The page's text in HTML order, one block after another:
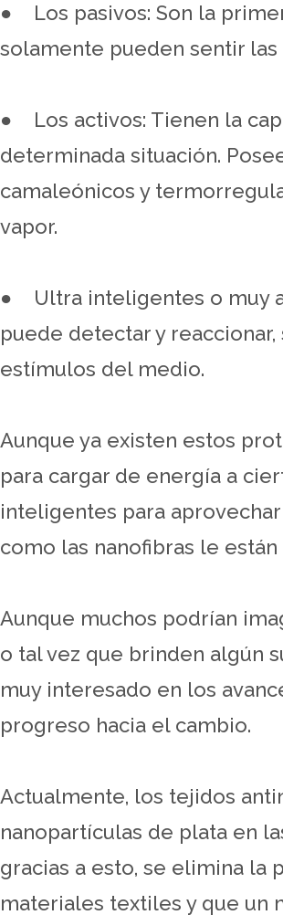
● Los pasivos: Son la
solamente pueden sentir
● Los activos: Tienen la
determinada situación.
camaleónicos y
vapor.
● Ultra inteligentes o muy
puede detectar y
estímulos del medio.
Aunque ya existen estos
para cargar de energía a
inteligentes para
como las nanofibras le
Aunque muchos podrían
o tal vez que brinden algún
muy interesado en los
progreso hacia el cambio.
Actualmente, los tejidos
nanopartículas de plata en
gracias a esto, se elimina la
materiales textiles y que un